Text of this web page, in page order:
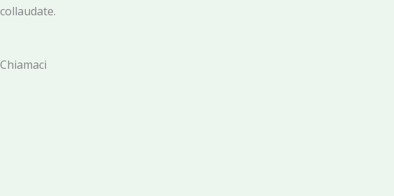
collaudate.
Chiamaci